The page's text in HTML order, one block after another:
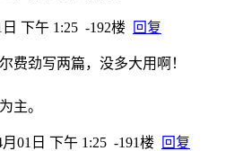
日 下午 1:25 -192楼 回复
费劲写两篇，没多大用啊！
主。
月01日 下午 1:25 -191楼 回复